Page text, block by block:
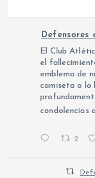
Defensores
El Club
el
emblema de
camiseta a lo
condolencias
2